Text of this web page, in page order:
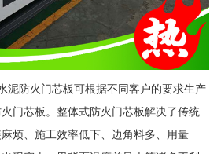
泥防火门芯板可根据不同客户的要求生产
门芯板。整体式防火门芯板解决了传统
烦、施工效率低下、边角料多、用量